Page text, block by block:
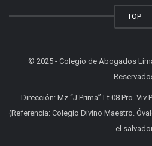
TOP
© 2025 - Colegio de Abogados
Dirección: Mz “J Prima” Lt 08 Pro. Viv
(Referencia: Colegio Divino Maestro.
el